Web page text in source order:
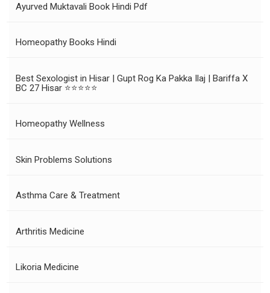
Ayurved Muktavali Book Hindi Pdf
Homeopathy Books Hindi
Best Sexologist in Hisar | Gupt Rog Ka Pakka Ilaj | Bariffa X
BC 27 Hisar ⭐⭐⭐⭐⭐
Homeopathy Wellness
Skin Problems Solutions
Asthma Care & Treatment
Arthritis Medicine
Likoria Medicine